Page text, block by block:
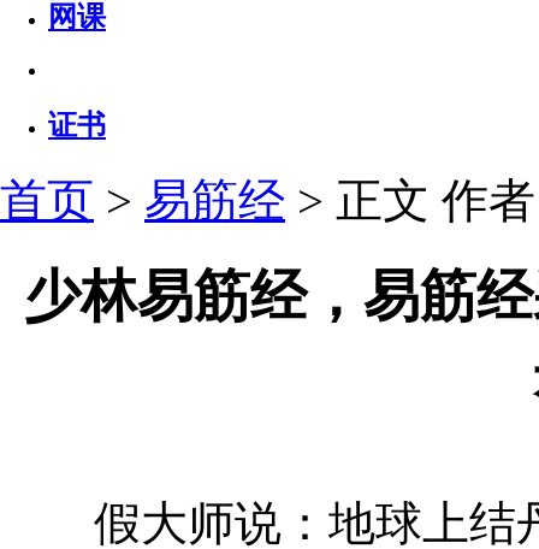
网课
证书
首页 > 易筋经 > 正文 作
少林易筋经，易筋
假大师说：地球上结